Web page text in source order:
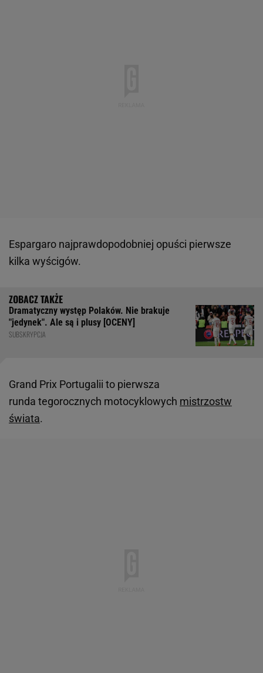
Espargaro najprawdopodobniej opuści pierwsze
kilka wyścigów.
Dramatyczny występ Polaków. Nie brakuje
"jedynek". Ale są i plusy [OCENY]
SUBSKRYPCJA
Grand Prix Portugalii to pierwsza
runda tegorocznych motocyklowych mistrzostw
świata.